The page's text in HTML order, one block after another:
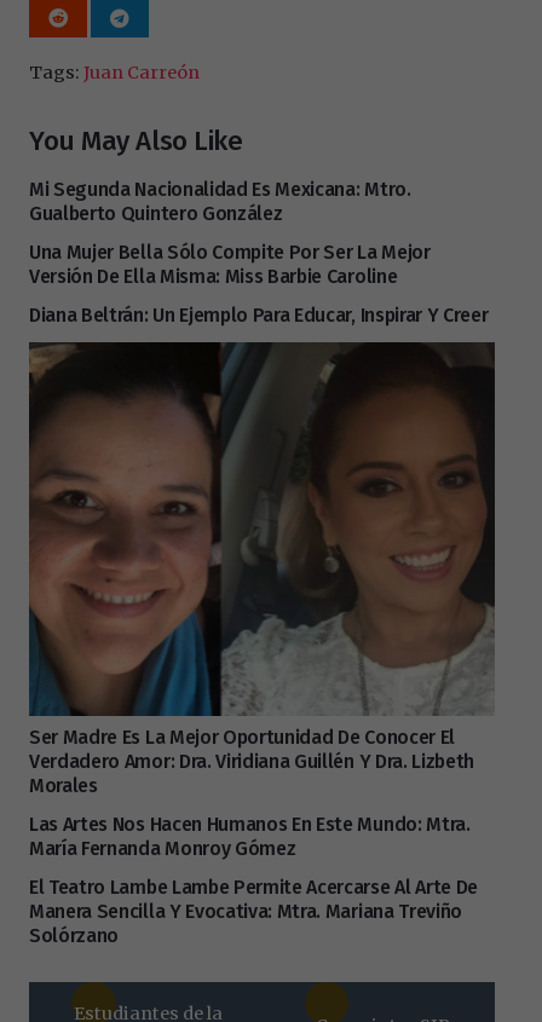
Tags: Juan Carreón
You May Also Like
Mi Segunda Nacionalidad Es Mexicana: Mtro.
Gualberto Quintero González
Una Mujer Bella Sólo Compite Por Ser La Mejor
Versión De Ella Misma: Miss Barbie Caroline
Diana Beltrán: Un Ejemplo Para Educar, Inspirar Y Creer
Ser Madre Es La Mejor Oportunidad De Conocer El
Verdadero Amor: Dra. Viridiana Guillén Y Dra. Lizbeth
Morales
Las Artes Nos Hacen Humanos En Este Mundo: Mtra.
María Fernanda Monroy Gómez
El Teatro Lambe Lambe Permite Acercarse Al Arte De
Manera Sencilla Y Evocativa: Mtra. Mariana Treviño
Solórzano
Estudiantes de la